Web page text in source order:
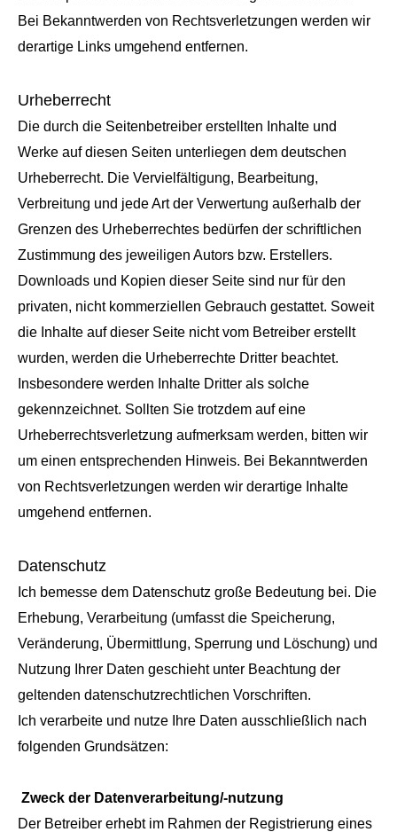
Bei Bekanntwerden von Rechtsverletzungen werden wir
derartige Links umgehend entfernen.
Urheberrecht
Die durch die Seitenbetreiber erstellten Inhalte und
Werke auf diesen Seiten unterliegen dem deutschen
Urheberrecht. Die Vervielfältigung, Bearbeitung,
Verbreitung und jede Art der Verwertung außerhalb der
Grenzen des Urheberrechtes bedürfen der schriftlichen
Zustimmung des jeweiligen Autors bzw. Erstellers.
Downloads und Kopien dieser Seite sind nur für den
privaten, nicht kommerziellen Gebrauch gestattet. Soweit
die Inhalte auf dieser Seite nicht vom Betreiber erstellt
wurden, werden die Urheberrechte Dritter beachtet.
Insbesondere werden Inhalte Dritter als solche
gekennzeichnet. Sollten Sie trotzdem auf eine
Urheberrechtsverletzung aufmerksam werden, bitten wir
um einen entsprechenden Hinweis. Bei Bekanntwerden
von Rechtsverletzungen werden wir derartige Inhalte
umgehend entfernen.
Datenschutz
Ich bemesse dem Datenschutz große Bedeutung bei. Die
Erhebung, Verarbeitung (umfasst die Speicherung,
Veränderung, Übermittlung, Sperrung und Löschung) und
Nutzung Ihrer Daten geschieht unter Beachtung der
geltenden datenschutzrechtlichen Vorschriften.
Ich verarbeite und nutze Ihre Daten ausschließlich nach
folgenden Grundsätzen:
Zweck der Datenverarbeitung/-nutzung
Der Betreiber erhebt im Rahmen der Registrierung eines